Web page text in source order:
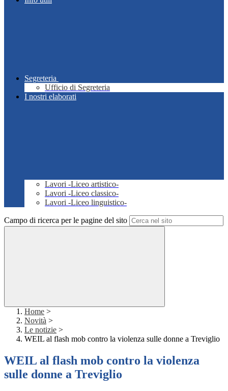
Segreteria
Ufficio di Segreteria
I nostri elaborati
Lavori -Liceo artistico-
Lavori -Liceo classico-
Lavori -Liceo linguistico-
Campo di ricerca per le pagine del sito
Home >
Novità >
Le notizie >
WEIL al flash mob contro la violenza sulle donne a Treviglio
WEIL al flash mob contro la violenza
sulle donne a Treviglio